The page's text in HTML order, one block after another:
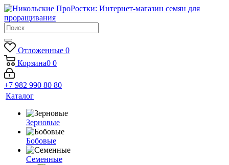
Отложенные 0
Корзина0 0
+7 982 990 80 80
Каталог
Зерновые
Бобовые
Семенные